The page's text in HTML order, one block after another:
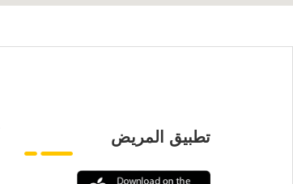
تطبيق المريض